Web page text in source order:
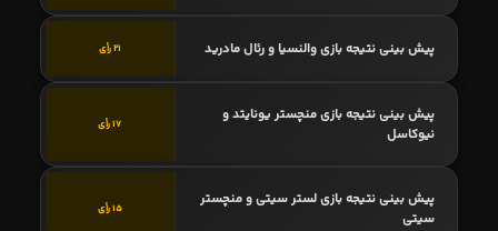
پیش بینی نتیجه بازی والنسیا و رئال مادرید 21 رأی
پیش بینی نتیجه بازی منچستر یونایتد و
نیوکاسل
17 رأی
پیش بینی نتیجه بازی لستر سیتی و منچستر
سیتی
15 رأی